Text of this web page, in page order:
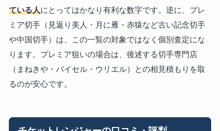
ている人にとってはかなり有利な数字です。逆に、プレ
ミア切手（見返り美人・月に雁・赤猿など古い記念切手
や中国切手）は、この一覧の対象ではなく個別査定にな
ります。プレミア狙いの場合は、後述する切手専門店
（まねきや・バイセル・ウリエル）との相見積もりを取
るのが安心です。